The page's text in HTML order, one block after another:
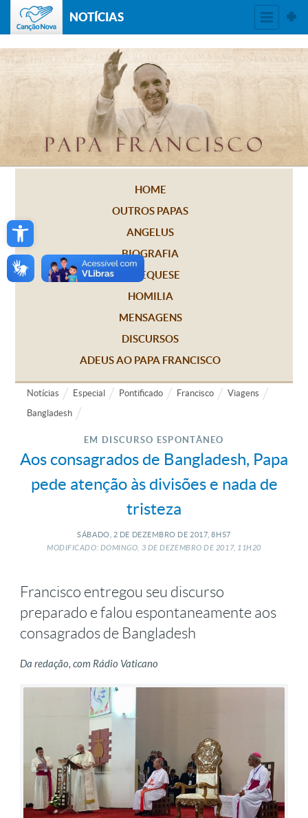
Open toolbar
NOTÍCIAS
HOME
OUTROS PAPAS
ANGELUS
BIOGRAFIA
CATEQUESE
HOMILIA
MENSAGENS
DISCURSOS
ADEUS AO PAPA FRANCISCO
Notícias Especial Pontificado Francisco
Viagens
Bangladesh
EM DISCURSO ESPONTÂNEO
Aos consagrados de Bangladesh, Papa
pede atenção às divisões e nada de
tristeza
SÁBADO, 2 DE DEZEMBRO DE 2017, 8H57
MODIFICADO: DOMINGO, 3 DEDEZEMBRO DE 2017, 11H20
Francisco entregou seu discurso
preparado e falou espontaneamente aos
consagrados de Bangladesh
Da redação, com Rádio Vaticano